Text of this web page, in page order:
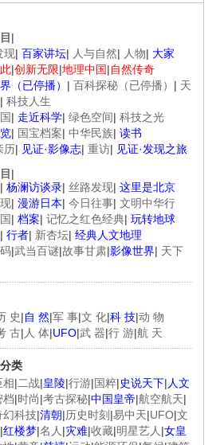
|
现| 百家讲坛| 人与自然| 人物| 大家
|创新无限|地理中国|自然传奇
（已停播） | 百科探秘（已停播） | 天
| 科技人生
| 走近科学| 绿色空间| 科技之光
| 国宝档案| 中华民族| 读书
历| 见证·影像志| 重访| 见证·发现之旅
|
| 杨澜访谈录| 丝路发现| 这里是北京
| 漫游日本| 今日往事| 文明中华行
| 档案| 记忆之红色经典| 玩转地球
| 行者| 新杏坛| 经典人文地理
|武当百谜|故事甘肃|影像世界| 天下
史|自 然|军 事|文 化|科 技|动 物
古| 人 体|UFO|武 器|行 游|航 天
类
相|二战|皇陵|行游|国粹|史说天下| 人文
档|时尚|考古探秘|中国皇帝|航空航天|
幻科技|清朝|历史时刻 |易中天|UFO|文
|红楼梦|名人 |灾难|收藏|明星艺人 |女皇